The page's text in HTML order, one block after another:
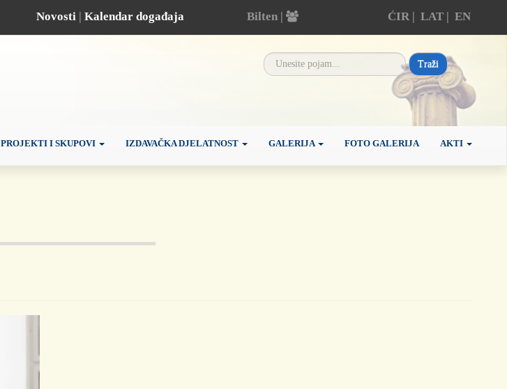
Novosti | Kalendar događaja Bilten | ĆIR | LAT| EN
Traži
PROJEKTI I SKUPOVI IZDAVAČKA DJELATNOST GALERIJA FOTO GALERIJA AKTI